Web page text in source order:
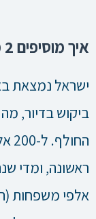
איך מוסיפים 2 מיליון דירות עד 2050?
ישראל נמצאת
ביקוש בדיור,
ראשונה, ומדי
אלפי משפחות